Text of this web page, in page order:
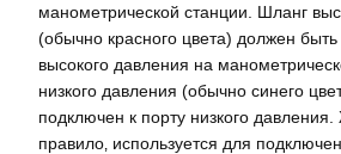
манометрической станции. Шланг
(обычно красного цвета) должен
высокого давления на
низкого давления (обычно синего
подключен к порту низкого
правило‚ используется для